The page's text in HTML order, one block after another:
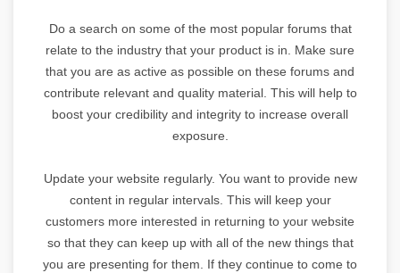
Do a search on some of the most popular forums that
relate to the industry that your product is in. Make sure
that you are as active as possible on these forums and
contribute relevant and quality material. This will help to
boost your credibility and integrity to increase overall
exposure.
Update your website regularly. You want to provide new
content in regular intervals. This will keep your
customers more interested in returning to your website
so that they can keep up with all of the new things that
you are presenting for them. If they continue to come to